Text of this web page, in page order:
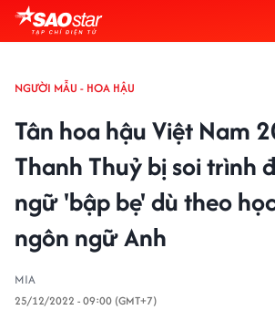
NGƯỜI MẪU - HOA HẬU
Tân hoa hậu Việt Nam
Thanh Thuỷ bị soi trình
ngữ 'bập bẹ' dù theo
ngôn ngữ Anh
MIA
25/12/2022 - 09:00 (GMT+7)